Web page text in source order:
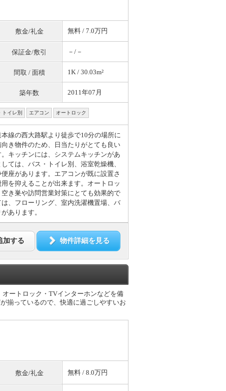
敷金/礼金 無料 / 7.0万円
保証金/敷引 －/－
間取 / 面積 1K / 30.03m²
築年数 2011年07月
トイレ別 エアコン オートロック
線の西大路駅より徒歩で10分の場所に
き物件のため、日当たりがとても良い
キッチンには、システムキッチンがあ
ては、バス・トイレ別、浴室乾燥機、
座があります。エアコンが既に設置さ
を抑えることが出来ます。オートロッ
き巣や訪問営業対策にとても効果的で
、フローリング、室内洗濯機置場、バ
あります。
加する 物件詳細を見る
オートロック・TVインターホンなどを備
揃っているので、快適に過ごしやすいお
敷金/礼金 無料 / 8.0万円